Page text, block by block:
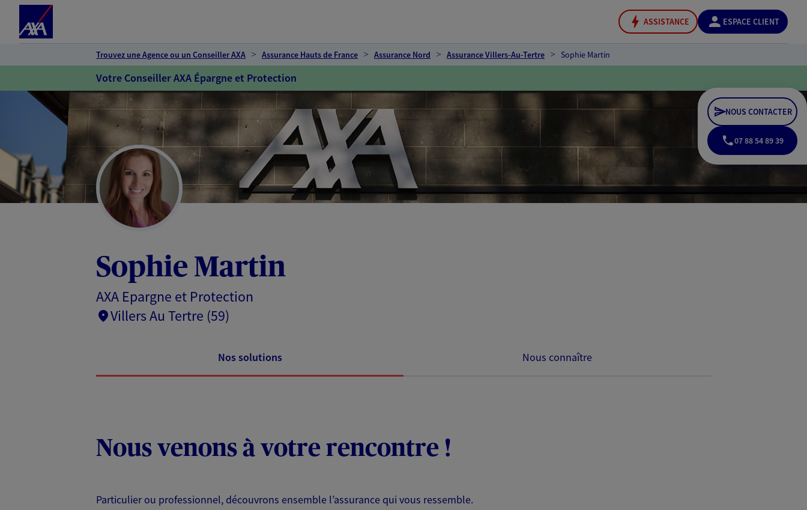
ASSISTANCE ESPACE CLIENT
Trouvez une Agence ou un Conseiller AXA Assurance Hauts de France Assurance Nord Assurance Villers-Au-Tertre Sophie Martin
Votre Conseiller AXA Épargne et Protection
Sophie Martin
AXA Epargne et Protection
Villers Au Tertre (59)
NOUS CONTACTER
07 88 54 89 39
Nos solutions Nous connaître
Nous venons à votre rencontre !
Particulier ou professionnel, découvrons ensemble l’assurance qui vous ressemble.